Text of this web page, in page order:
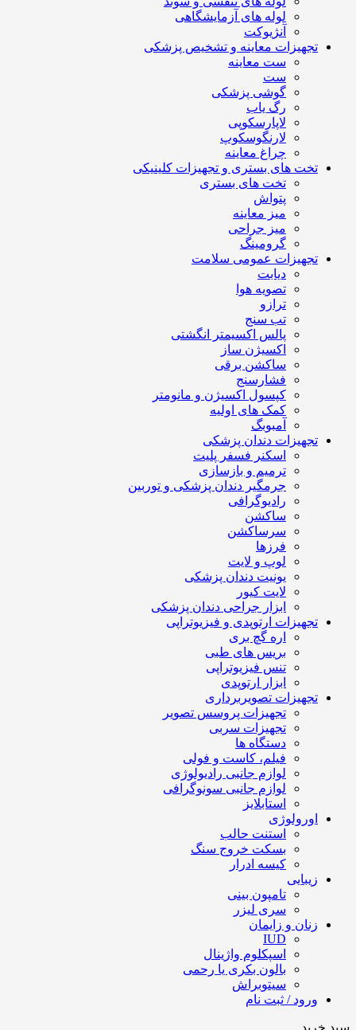
لوله های آزمایشگاهی
آنژیوکت
تجهیزات معاینه و تشخیص پزشکی
ست معاینه
ست
گوشی پزشکی
رگ یاب
لاپارسکوپی
لارنگوسکوپ
چراغ معاینه
تخت های بستری و تجهیزات کلینیکی
تخت های بستری
پتواش
میز معاینه
میز جراحی
گرومینگ
تجهیزات عمومی سلامت
دیابت
تصویه هوا
ترازو
تب سنج
پالس اکسیمتر انگشتی
اکسیژن ساز
ساکشن برقی
فشارسنج
کپسول اکسیژن و مانومتر
کمک های اولیه
آمبوبگ
تجهیزات دندان پزشکی
اسکنر فسفر پلیت
ترمیم و بازسازی
جرمگیر دندان پزشکی و توربین
رادیوگرافی
ساکشن
سرساکشن
فرزها
لوپ و لایت
یونیت دندان پزشکی
لایت کیور
ابزار جراحی دندان پزشکی
تجهیزات ارتوپدی و فیزیوتراپی
اره گچ بری
بریس های طبی
تنس فیزیوتراپی
ابزار ارتوپدی
تجهیزات تصویربرداری
تجهیزات پروسس تصویر
تجهیزات سربی
دستگاه ها
فیلم، کاست و فولی
لوازم جانبی رادیولوژی
لوازم جانبی سونوگرافی
استابلایز
اورولوژی
استنت حالب
بسکت خروج سنگ
کیسه ادرار
زیبایی
تامپون بینی
سری لیزر
زنان و زایمان
IUD
اسپکلوم واژینال
بالون بکری یا رحمی
سیتوبراش
ورود / ثبت نام
سبد خرید